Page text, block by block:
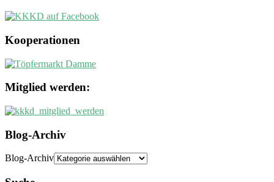
Kooperationen
Mitglied werden:
Blog-Archiv
Blog-Archiv